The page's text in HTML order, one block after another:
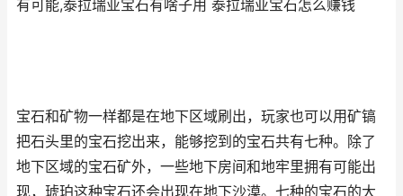
有可能,泰拉瑞亚宝石有啥子用 泰拉瑞亚宝石怎么赚钱
宝石和矿物一样都是在地下区域刷出，玩家也可以用矿镐
把石头里的宝石挖出来，能够挖到的宝石共有七种。除了
地下区域的宝石矿外，一些地下房间和地牢里拥有可能出
现，琥珀这种宝石还会出现在地下沙漠。七种的宝石的大